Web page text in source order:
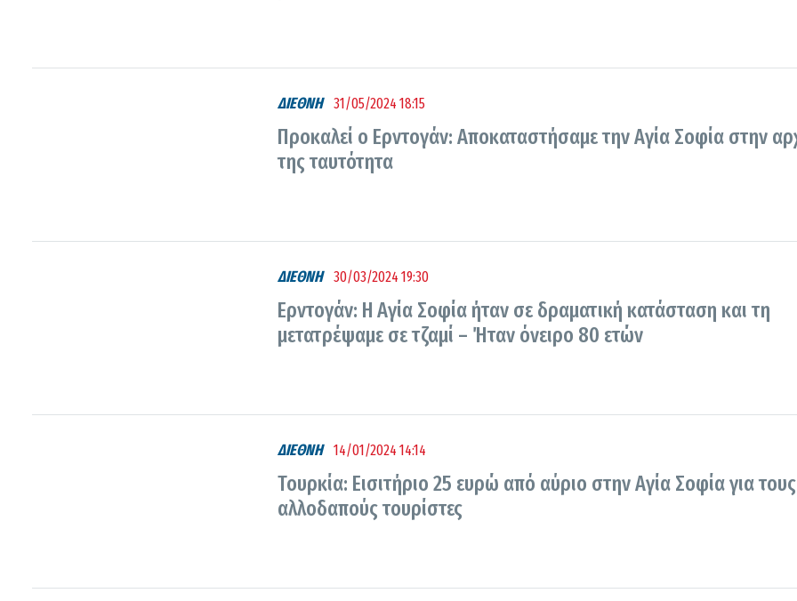
ΔΙΕΘΝΗ 31/05/2024 18:15
Προκαλεί ο Ερντογάν: Αποκαταστήσαμε την Αγία Σοφία στην
της ταυτότητα
ΔΙΕΘΝΗ 30/03/2024 19:30
Ερντογάν: Η Αγία Σοφία ήταν σε δραματική κατάσταση και τη
μετατρέψαμε σε τζαμί – Ήταν όνειρο 80 ετών
ΔΙΕΘΝΗ 14/01/2024 14:14
Τουρκία: Εισιτήριο 25 ευρώ από αύριο στην Αγία Σοφία για τους
αλλοδαπούς τουρίστες